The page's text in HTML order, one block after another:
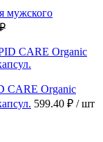
мужского
Organic
599.40 ₽ / шт